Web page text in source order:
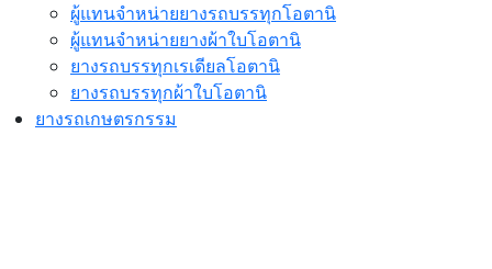
ผู้แทนจำหน่ายยางรถบรรทุกโอตานิ
ผู้แทนจำหน่ายยางผ้าใบโอตานิ
ยางรถบรรทุกเรเดียลโอตานิ
ยางรถบรรทุกผ้าใบโอตานิ
ยางรถเกษตรกรรม